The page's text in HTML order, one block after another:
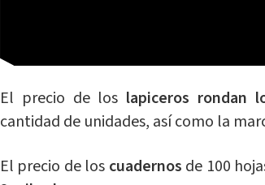
El precio de los lapiceros rondan
cantidad de unidades, así como la
El precio de los cuadernos de 100